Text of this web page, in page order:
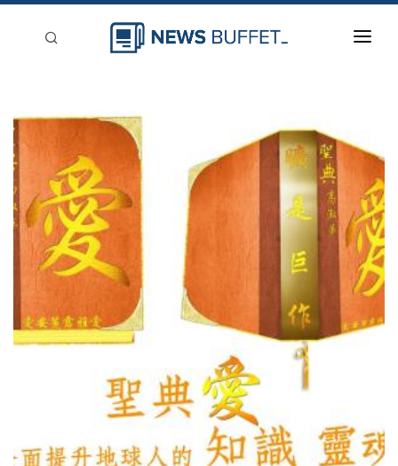
新聞稿分類
登入
刊登